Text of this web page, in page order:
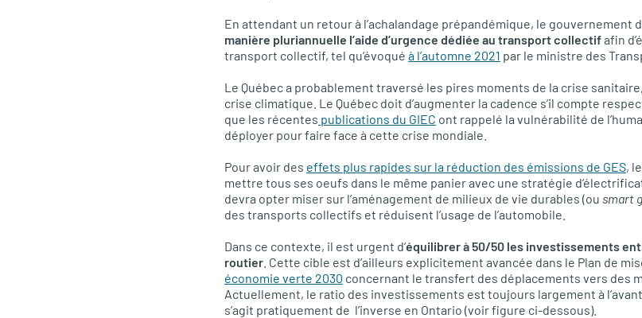
En attendant un retour à l’achalandage prépandémique, le gouvernement
manière pluriannuelle l’aide d’urgence dédiée au transport collectifafin
transport collectif, tel qu’évoqué à l’automne 2021 par le ministre des
Le Québec a probablement traversé les pires moments de la crise
crise climatique. Le Québec doit d’augmenter la cadence s’il compte
que les récentes publications du GIEC ont rappelé la vulnérabilité de
déployer pour faire face à cette crise mondiale.
Pour avoir des effets plus rapides sur la réduction des émissions de GES,
mettre tous ses oeufs dans le même panier avec une stratégie
devra opter miser sur l’aménagement de milieux de vie durables (ou smart
des transports collectifs et réduisent l’usage de l’automobile.
Dans ce contexte, il est urgent d’équilibrer à 50/50 les investissements
routier . Cette cible est d’ailleurs explicitement avancée dans le Plan de
économie verte 2030 concernant le transfert des déplacements vers des
Actuellement, le ratio des investissements est toujours largement à
s’agit pratiquement de l’inverse en Ontario (voir figure ci-dessous).